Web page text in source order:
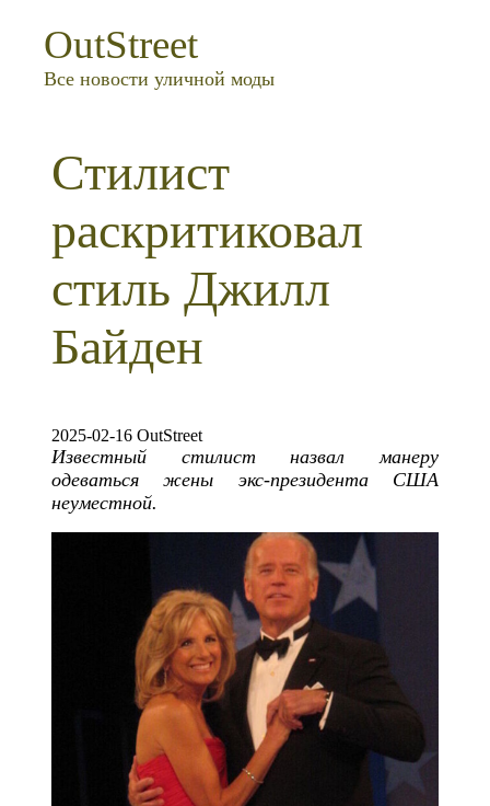
OutStreet
Все новости уличной моды
Стилист
раскритиковал
стиль Джилл
Байден
2025-02-16 OutStreet
Известный стилист назвал манеру
одеваться жены экс-президента США
неуместной.